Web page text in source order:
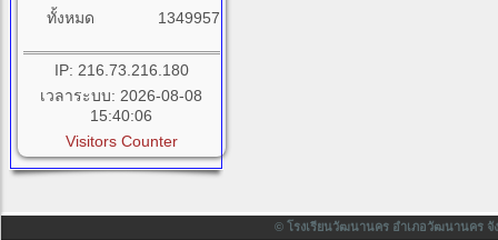
ทั้งหมด
1349957
IP: 216.73.216.180
เวลาระบบ: 2026-08-08
15:40:06
Visitors Counter
© โรงเรียนวัฒนานคร อำเภอวัฒนานคร จั